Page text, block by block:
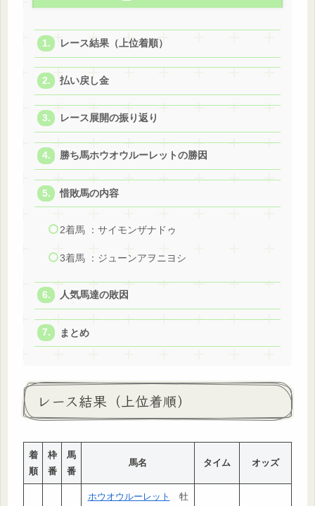
レース結果（上位着順）
払い戻し金
レース展開の振り返り
勝ち馬ホウオウルーレットの勝因
惜敗馬の内容
2着馬 ：サイモンザナドゥ
3着馬 ：ジューンアヲニヨシ
人気馬達の敗因
まとめ
レース結果（上位着順）
着
順
枠
番
馬
番
馬名 タイム オッズ
ホウオウルーレット
牡